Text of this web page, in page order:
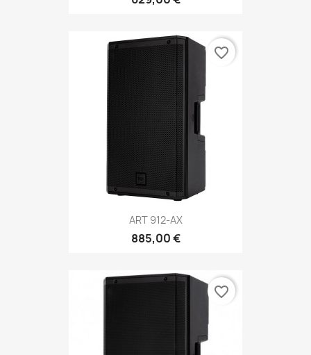
ART 912-AX
885,00 €
favorite_border
favorite_border